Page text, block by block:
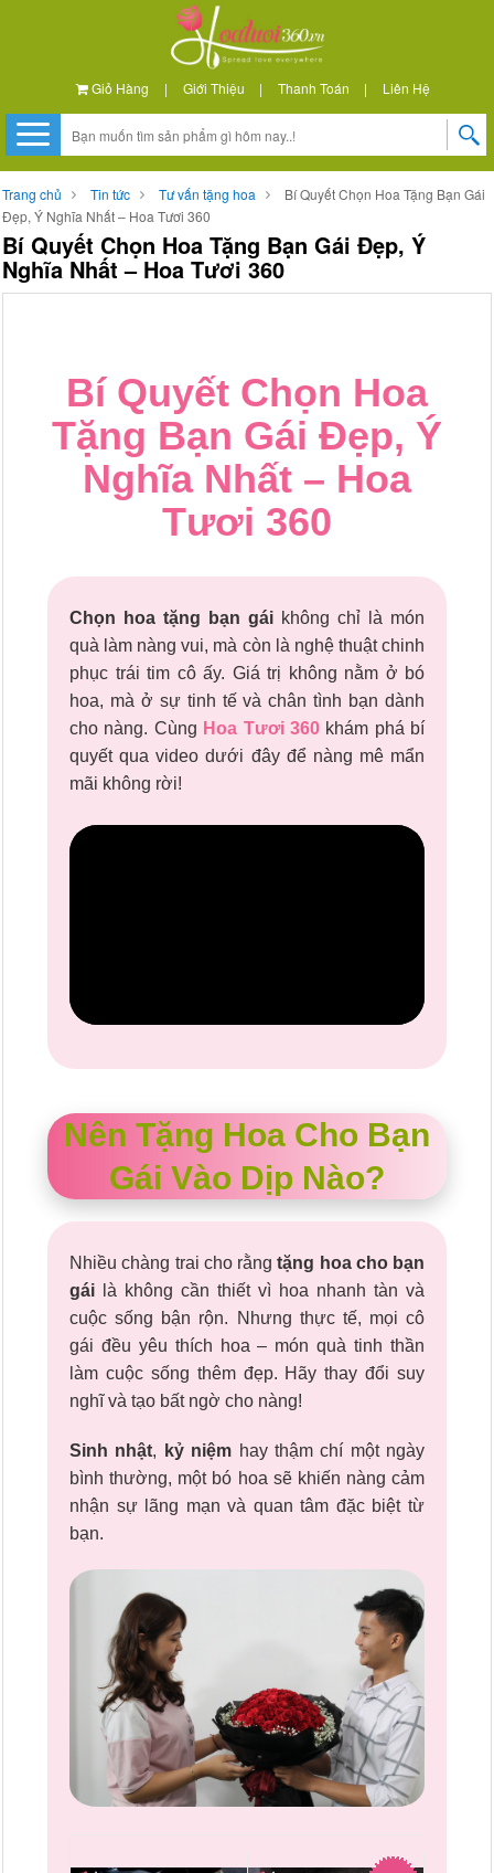
Giỏ Hàng | Giới Thiệu | Thanh Toán | Liên Hệ
Trang chủ Tin tức Tư vấn tặng hoa
Bí Quyết Chọn Hoa Tặng Bạn Gái
Đẹp, Ý Nghĩa Nhất – Hoa Tươi 360
Bí Quyết Chọn Hoa Tặng Bạn Gái Đẹp, Ý
Nghĩa Nhất – Hoa Tươi 360
Bí Quyết Chọn Hoa
Tặng Bạn Gái Đẹp, Ý
Nghĩa Nhất – Hoa
Tươi 360
Chọn hoa tặng bạn gái không chỉ là món
quà làm nàng vui, mà còn là nghệ thuật chinh
phục trái tim cô ấy. Giá trị không nằm ở bó
hoa, mà ở sự tinh tế và chân tình bạn dành
cho nàng. Cùng Hoa Tươi 360khám phá bí
quyết qua video dưới đây để nàng mê mẩn
mãi không rời!
Nên Tặng Hoa Cho Bạn
Gái Vào Dịp Nào?
Nhiều chàng trai cho rằngtặng hoa cho bạn
gái là không cần thiết vì hoa nhanh tàn và
cuộc sống bận rộn. Nhưng thực tế, mọi cô
gái đều yêu thích hoa – món quà tinh thần
làm cuộc sống thêm đẹp. Hãy thay đổi suy
nghĩ và tạo bất ngờ cho nàng!
Sinh nhật, kỷ niệm hay thậm chí một ngày
bình thường, một bó hoa sẽ khiến nàng cảm
nhận sự lãng mạn và quan tâm đặc biệt từ
bạn.